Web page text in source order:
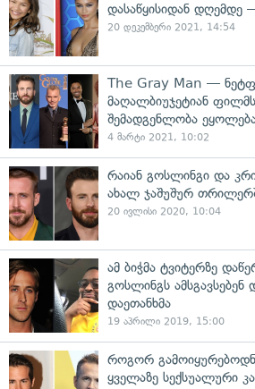
დასაწყისიდან
20 დეკემბერი 2021, 14:54
The Gray Man —
მაღალბიუჯეტიან
შემადგენლობა
4 მარტი 2021, 10:02
რაიან გოსლინგი და
ახალ ჯაშუშურ
20 ივლისი 2020, 10:04
ამ ბიჭმა ტვიტერზე
გოსლინგს
დაეთანხმა
19 აპრილი 2019, 15:00
როგორ
ყველაზე სექსუალური